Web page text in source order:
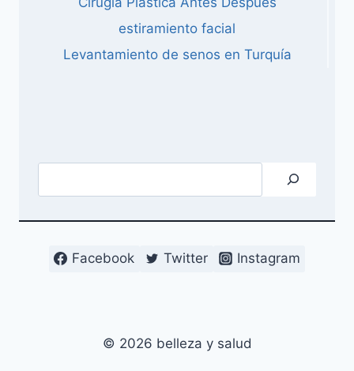
estiramiento facial
Levantamiento de senos en Turquía
Facebook Twitter Instagram
© 2026 belleza y salud